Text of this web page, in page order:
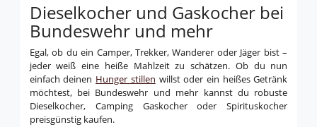
Dieselkocher und Gaskocher bei
Bundeswehr und mehr
Egal, ob du ein Camper, Trekker, Wanderer oder Jäger bist –
jeder weiß eine heiße Mahlzeit zu schätzen. Ob du nun
einfach deinen Hunger stillen willst oder ein heißes Getränk
möchtest, bei Bundeswehr und mehr kannst du robuste
Dieselkocher, Camping Gaskocher oder Spirituskocher
preisgünstig kaufen.